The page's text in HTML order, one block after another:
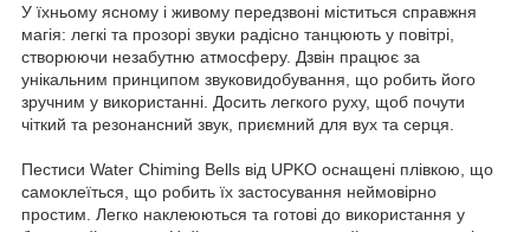
У їхньому ясному і живому передзвоні міститься справжня
магія: легкі та прозорі звуки радісно танцюють у повітрі,
створюючи незабутню атмосферу. Дзвін працює за
унікальним принципом звуковидобування, що робить його
зручним у використанні. Досить легкого руху, щоб почути
чіткий та резонансний звук, приємний для вух та серця.
Пестиси Water Chiming Bells від UPKO оснащені плівкою, що
самоклеїться, що робить їх застосування неймовірно
простим. Легко наклеюються та готові до використання у